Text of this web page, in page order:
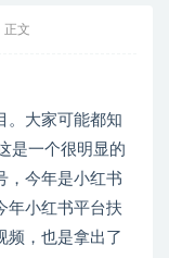
正文
。大家可能都知
是一个很明显的
，今年是小红书
年小红书平台扶
频，也是拿出了